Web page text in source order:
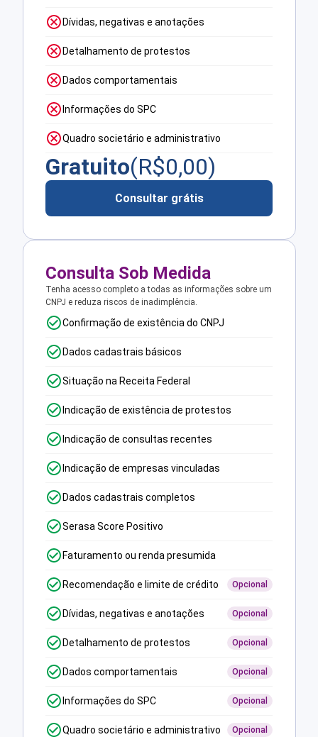
Dívidas, negativas e anotações
Detalhamento de protestos
Dados comportamentais
Informações do SPC
Quadro societário e administrativo
Gratuito(R$0,00)
Consultar grátis
Consulta Sob Medida
Tenha acesso completo a todas as informações sobre um
CNPJ e reduza riscos de inadimplência.
Confirmação de existência do CNPJ
Dados cadastrais básicos
Situação na Receita Federal
Indicação de existência de protestos
Indicação de consultas recentes
Indicação de empresas vinculadas
Dados cadastrais completos
Serasa Score Positivo
Faturamento ou renda presumida
Recomendação e limite de crédito Opcional
Dívidas, negativas e anotações Opcional
Detalhamento de protestos Opcional
Dados comportamentais Opcional
Informações do SPC Opcional
Quadro societário e administrativo Opcional